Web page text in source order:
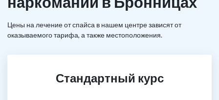
Цены на лечение от спайса в нашем центре зависят от
оказываемого тарифа, а также местоположения.
Стандартный курс